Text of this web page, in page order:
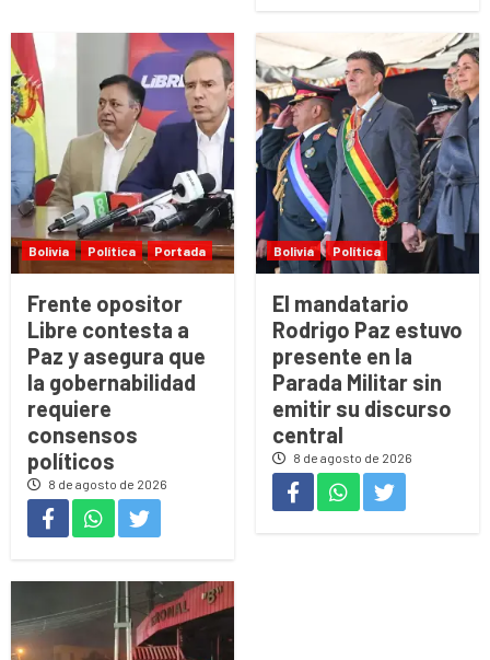
Bolivia Política Portada
Frente opositor
Libre contesta a
Paz y asegura que
la gobernabilidad
requiere
consensos
políticos
8 de agosto de 2026
Bolivia Política
El mandatario
Rodrigo Paz estuvo
presente en la
Parada Militar sin
emitir su discurso
central
8 de agosto de 2026